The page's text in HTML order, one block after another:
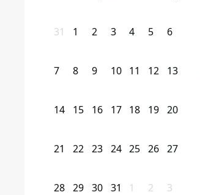
31 1 2 3 4 5 6
7 8 9 10 11 12 13
14 15 16 17 18 19 20
21 22 23 24 25 26 27
28 29 30 31 1 2 3